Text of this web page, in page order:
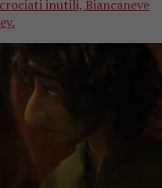
inutili, Biancaneve